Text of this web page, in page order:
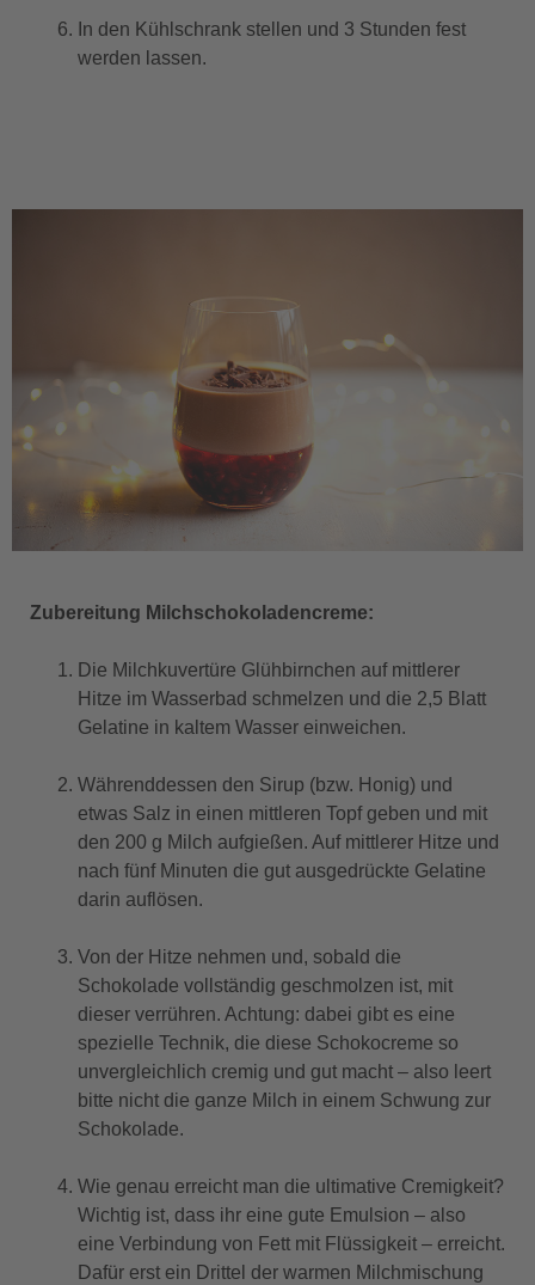
In den Kühlschrank stellen und 3 Stunden fest
werden lassen.
Zubereitung Milchschokoladencreme:
Die Milchkuvertüre Glühbirnchen auf mittlerer
Hitze im Wasserbad schmelzen und die 2,5 Blatt
Gelatine in kaltem Wasser einweichen.
Währenddessen den Sirup (bzw. Honig) und
etwas Salz in einen mittleren Topf geben und mit
den 200 g Milch aufgießen. Auf mittlerer Hitze und
nach fünf Minuten die gut ausgedrückte Gelatine
darin auflösen.
Von der Hitze nehmen und, sobald die
Schokolade vollständig geschmolzen ist, mit
dieser verrühren. Achtung: dabei gibt es eine
spezielle Technik, die diese Schokocreme so
unvergleichlich cremig und gut macht – also leert
bitte nicht die ganze Milch in einem Schwung zur
Schokolade.
Wie genau erreicht man die ultimative Cremigkeit?
Wichtig ist, dass ihr eine gute Emulsion – also
eine Verbindung von Fett mit Flüssigkeit – erreicht.
Dafür erst ein Drittel der warmen Milchmischung